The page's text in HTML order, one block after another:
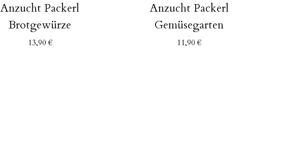
Anzucht Packerl
Brotgewürze
13,90€
Anzucht Packerl
Gemüsegarten
11,90€